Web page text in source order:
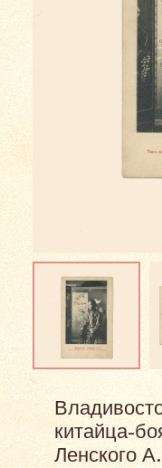
китайца-
Ленского